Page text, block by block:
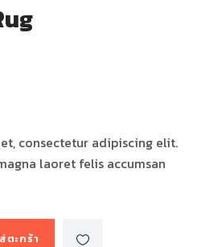
consectetur adipiscing elit.
laoret felis accumsan
ตะกร้า